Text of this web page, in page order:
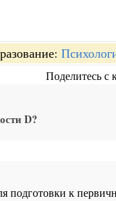
Поделитесь с
D?
подготовки к